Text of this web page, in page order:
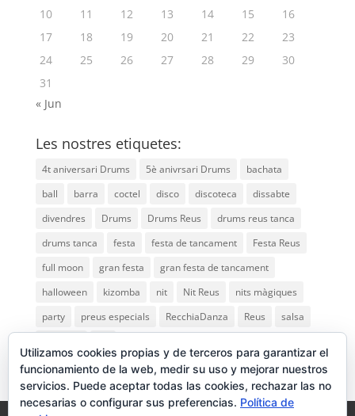
10
11 12 13 14 15
16
17
18 19 20 21 22
23
24
25 26 27 28 29
30
31
« Jun
Les nostres etiquetes:
4t aniversari Drums 5è anivrsari Drums
bachata
ball
barra coctel disco discoteca
dissabte
divendres
Drums Drums Reus
drums reus tanca
drums tanca
festa festa de tancament
Festa Reus
full moon
gran festa
gran festa de tancament
halloween
kizomba nit Nit Reus
nits màgiques
party
preus especials RecchiaDanza Reus
salsa
Utilizamos cookies propias y de terceros para garantizar el
funcionamiento de la web, medir su uso y mejorar nuestros
servicios. Puede aceptar todas las cookies, rechazar las no
necesarias o configurar sus preferencias. Política de